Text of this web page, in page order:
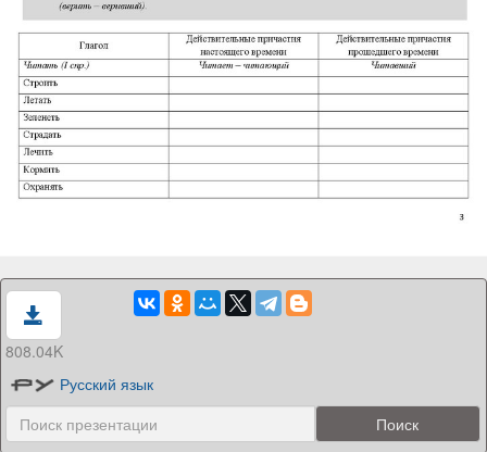
808.04K
Русский язык